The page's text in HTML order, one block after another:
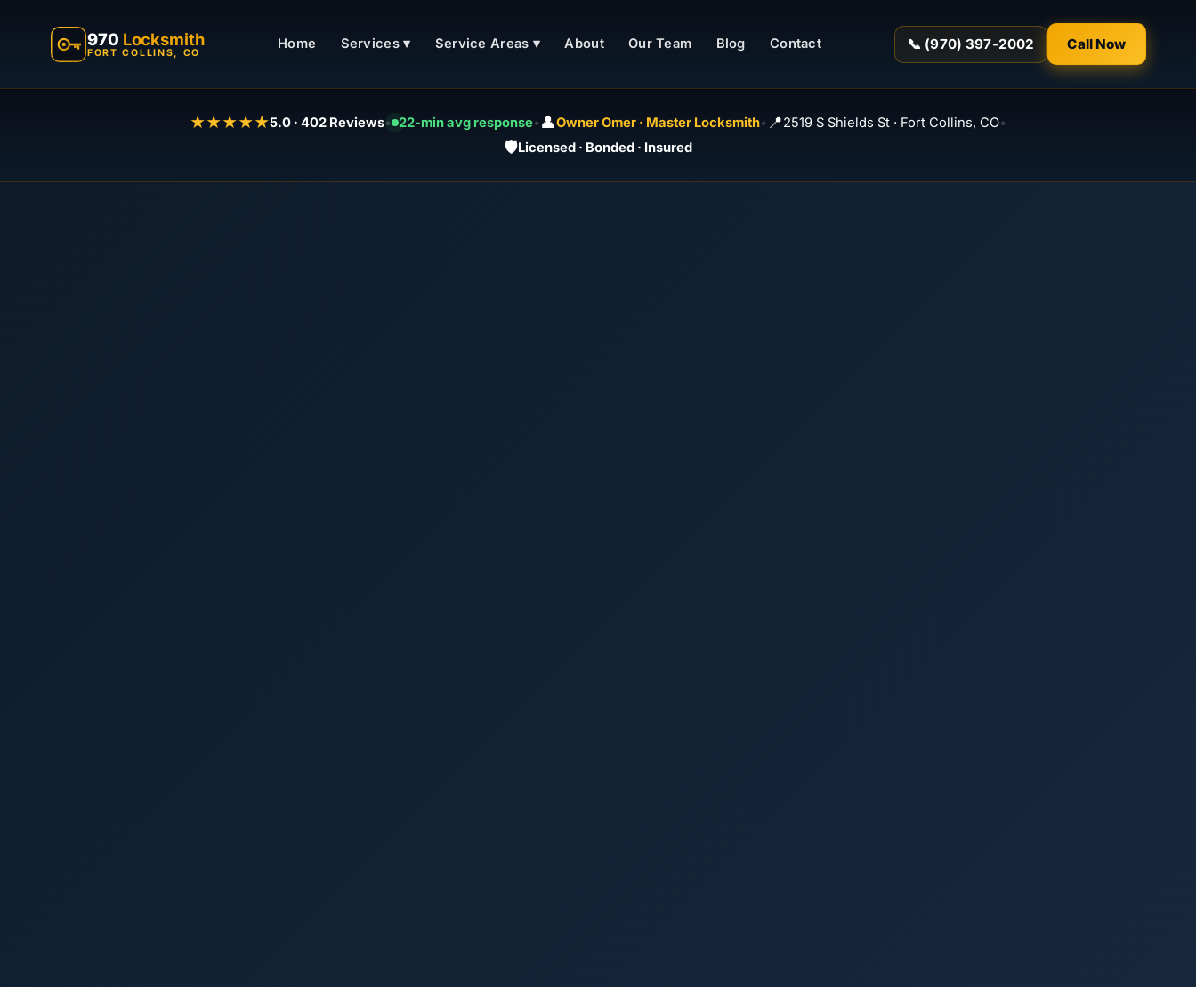
970 Locksmith
FORT COLLINS, CO
Home Services ▾ Service Areas ▾ About Our Team Blog Contact 📞 (970) 397-2002 Call Now
★★★★★5.0 · 402 Reviews• 22-min avg response• 👤Owner Omer · Master Locksmith• 📍2519 S Shields St · Fort Collins, CO•
🛡️Licensed · Bonded · Insured